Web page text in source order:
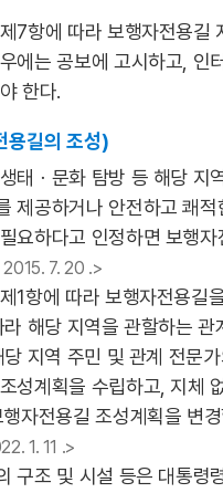
7항에 따라 보행자전용길
에는 공보에 고시하고, 인
한다.
용길의 조성)
태ㆍ문화 탐방 등 해당 지
제공하거나 안전하고 쾌
요하다고 인정하면 보행자
2015. 7. 20 .>
1항에 따라 보행자전용길
해당 지역을 관할하는 관
지역 주민 및 관계 전문
성계획을 수립하고, 지체
자전용길 조성계획을 변
1. 11 .>
구조 및 시설 등은 대통령